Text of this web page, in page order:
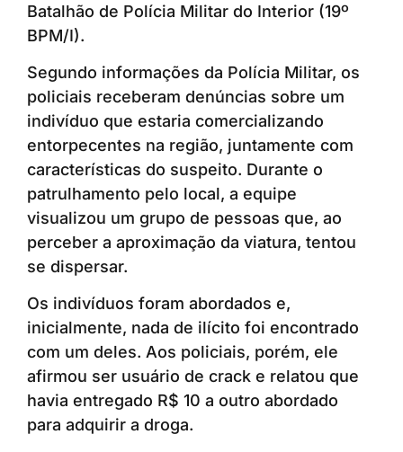
Batalhão de Polícia Militar do Interior (19º
BPM/I).
Segundo informações da Polícia Militar, os
policiais receberam denúncias sobre um
indivíduo que estaria comercializando
entorpecentes na região, juntamente com
características do suspeito. Durante o
patrulhamento pelo local, a equipe
visualizou um grupo de pessoas que, ao
perceber a aproximação da viatura, tentou
se dispersar.
Os indivíduos foram abordados e,
inicialmente, nada de ilícito foi encontrado
com um deles. Aos policiais, porém, ele
afirmou ser usuário de crack e relatou que
havia entregado R$ 10 a outro abordado
para adquirir a droga.